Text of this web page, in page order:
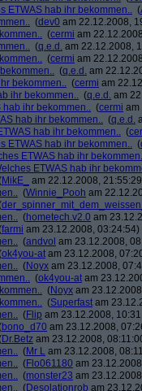
ETWAS hab ihr bekommen.. (
(dev0 am 22.12.2008,
(cermi am
(q.e.d. am 22.12.2008,
(cermi am
(q.e.d. am
bekommen.. (cermi am
ihr bekommen.. (q.e.d. am
hab ihr bekommen.. (cermi am
hab ihr bekommen.. (q.e.d.
hab ihr bekommen.. (
ETWAS hab ihr bekommen.. (
ETWAS hab ihr
ETWAS hab ihr
MikE_
am 22.12.2008,
(Winnie_Pooh am
(hometech.v2.0 am
farmi am 23.12.2008, 03:24:54)
(andvol am 23.12.2008,
ok4you-at am 23.12.2008,
(Noyx am 23.12.2008,
(ok4you-at am
(Noyx am
(Superfast am
(Flip am 23.12.2008,
bono_d70 am 23.12.2008,
Dr.Betz am 23.12.2008,
(Mr L am 23.12.2008,
(Flo061180 am
(monster23 am
(Desolationrob am